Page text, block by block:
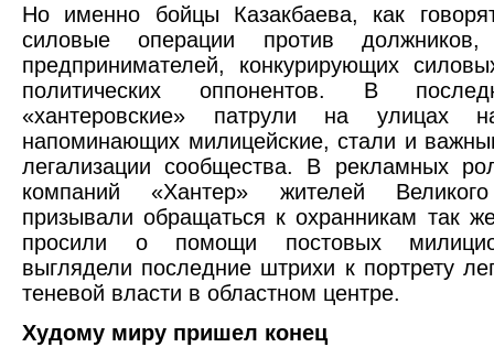
Но именно бойцы Казакбаева, как
силовые операции против должников,
предпринимателей, конкурирующих
политических оппонентов. В
«хантеровские» патрули на улицах
напоминающих милицейские, стали и
легализации сообщества. В рекламных
компаний «Хантер» жителей
призывали обращаться к охранникам так
просили о помощи постовых
выглядели последние штрихи к портрету
теневой власти в областном центре.
Худому миру пришел конец